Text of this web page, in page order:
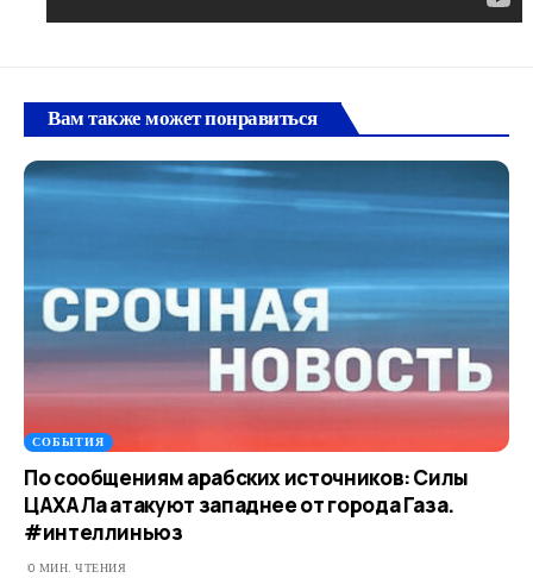
Вам также может понравиться
СОБЫТИЯ
По сообщениям арабских источников: Силы
ЦАХАЛа атакуют западнее от города Газа.
#интеллиньюз
0 МИН. ЧТЕНИЯ